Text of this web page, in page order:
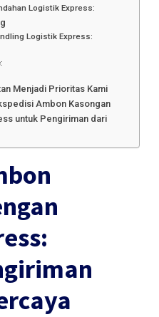
Logistik Express:
Logistik Express:
Menjadi Prioritas Kami
Ambon Kasongan
untuk Pengiriman dari